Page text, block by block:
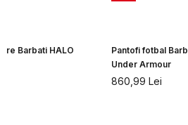
Barbati HALO
Pantofi fotbal
Under Armour
860,99 Lei